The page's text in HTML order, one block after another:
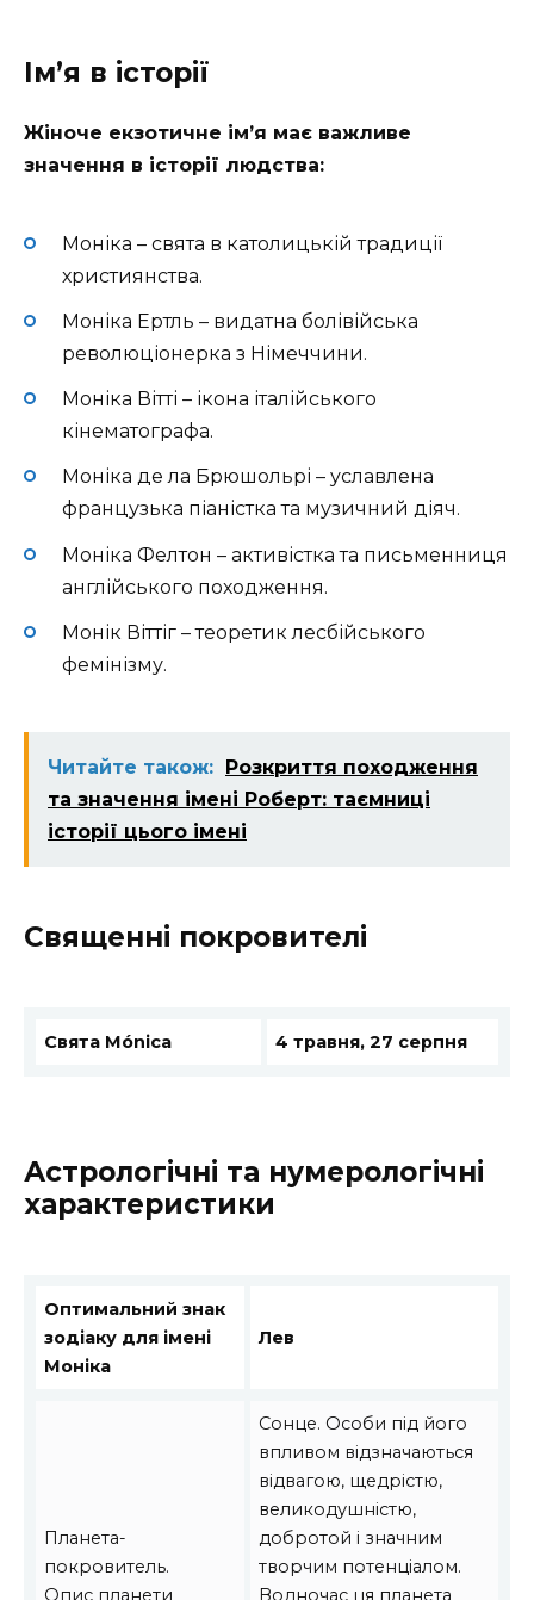
Ім’я в історії
Жіноче екзотичне ім’я має важливе
значення в історії людства:
Моніка – свята в католицькій традиції
християнства.
Моніка Ертль – видатна болівійська
революціонерка з Німеччини.
Моніка Вітті – ікона італійського
кінематографа.
Моніка де ла Брюшольрі – уславлена
французька піаністка та музичний діяч.
Моніка Фелтон – активістка та письменниця
англійського походження.
Монік Віттіг – теоретик лесбійського
фемінізму.
Читайте також: Розкриття походження
та значення імені Роберт: таємниці
історії цього імені
Священні покровителі
Свята Мónica 4 травня, 27 серпня
Астрологічні та нумерологічні
характеристики
Оптимальний знак
зодіаку для імені
Моніка
Лев
Планета-
покровитель.
Опис планети
Сонце. Особи під його
впливом відзначаються
відвагою, щедрістю,
великодушністю,
добротой і значним
творчим потенціалом.
Водночас ця планета